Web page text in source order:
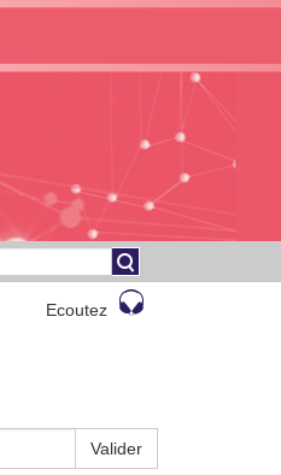
Ecoutez
Valider